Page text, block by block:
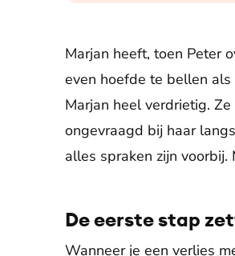
Marjan heeft, toen Peter
even hoefde te bellen
Marjan heel verdrietig.
ongevraagd bij haar
alles spraken zijn voorbij.
De eerste stap
Wanneer je een verlies